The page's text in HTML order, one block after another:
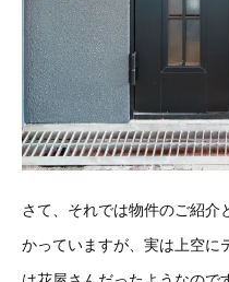
さて、それでは物件のご紹介
かっていますが、実は上空に